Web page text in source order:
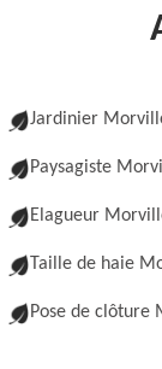
Jardinier
Paysagiste
Elagueur
Taille de haie
Pose de clôture